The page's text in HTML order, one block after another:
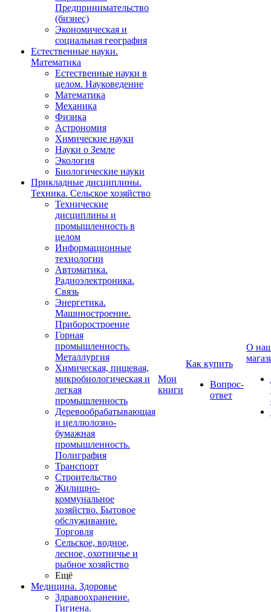
Предпринимательство
(бизнес)
Экономическая и
социальная география
Естественные науки.
Математика
Естественные науки в
целом. Науковедение
Математика
Механика
Физика
Астрономия
Химические науки
Науки о Земле
Экология
Биологические науки
Прикладные дисциплины.
Техника. Сельское хозяйство
Технические
дисциплины и
промышленность в
целом
Информационные
технологии
Автоматика.
Радиоэлектроника.
Связь
Энергетика.
Машиностроение.
Приборостроение
Горная
промышленность.
Металлургия
Химическая, пищевая,
микробиологическая и
легкая
промышленность
Деревообрабатывающая
и целлюлозно-
бумажная
промышленность.
Полиграфия
Транспорт
Строительство
Жилищно-
коммунальное
хозяйство. Бытовое
обслуживание.
Торговля
Сельское, водное,
лесное, охотничье и
рыбное хозяйство
Ещё
Медицина. Здоровье
Здравоохранение.
Гигиена.
Мои
книги
Как купить
Вопрос-
ответ
О